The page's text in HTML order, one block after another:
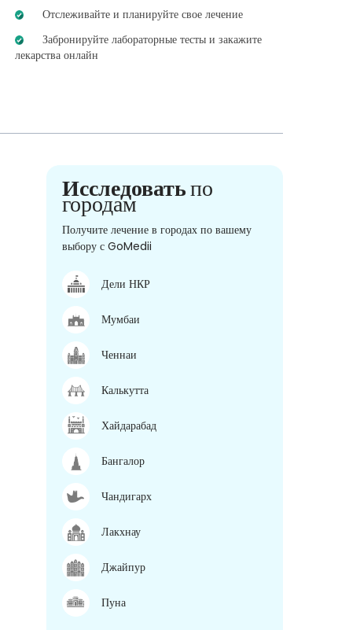
Отслеживайте и планируйте свое лечение
Забронируйте лабораторные тесты и закажите
лекарства онлайн
Исследоватьпо
городам
Получите лечение в городах по вашему
выбору с GoMedii
Дели НКР
Мумбаи
Ченнаи
Калькутта
Хайдарабад
Бангалор
Чандигарх
Лакхнау
Джайпур
Пуна